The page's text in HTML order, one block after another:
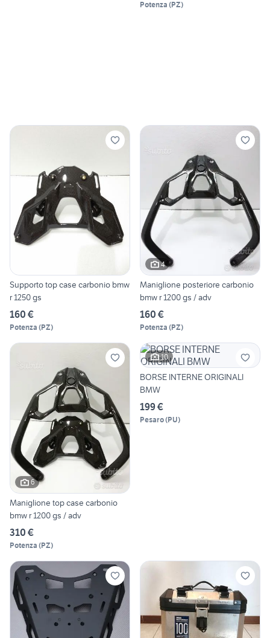
Potenza (PZ)
Supporto top case carbonio bmw
r 1250 gs
160 €
Potenza (PZ)
4
Maniglione posteriore carbonio
bmw r 1200 gs / adv
160 €
Potenza (PZ)
6
Maniglione top case carbonio
bmw r 1200 gs / adv
310 €
Potenza (PZ)
10
BORSE INTERNE ORIGINALI
BMW
199 €
Pesaro(PU)